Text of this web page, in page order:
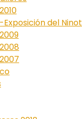
Exposición del Ninot